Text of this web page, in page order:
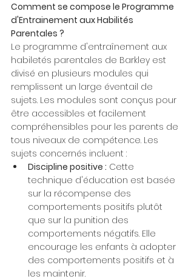
Comment se compose le Programme
d'Entrainement aux Habilités
Parentales ?
Le programme d'entraînement aux
habiletés parentales de Barkley est
divisé en plusieurs modules qui
remplissent un large éventail de
sujets. Les modules sont conçus pour
être accessibles et facilement
compréhensibles pour les parents de
tous niveaux de compétence. Les
sujets concernés incluent :
Discipline positive : Cette
technique d'éducation est basée
sur la récompense des
comportements positifs plutôt
que sur la punition des
comportements négatifs. Elle
encourage les enfants à adopter
des comportements positifs et à
les maintenir.